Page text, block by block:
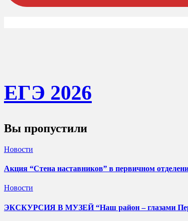
ЕГЭ 2026
Вы пропустили
Новости
Акция “Стена наставников” в первичном
Новости
ЭКСКУРСИЯ В МУЗЕЙ “Наш район – глазами